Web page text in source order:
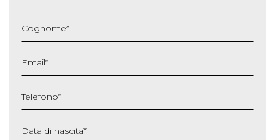
Cognome*
Email*
Telefono*
Data di nascita*